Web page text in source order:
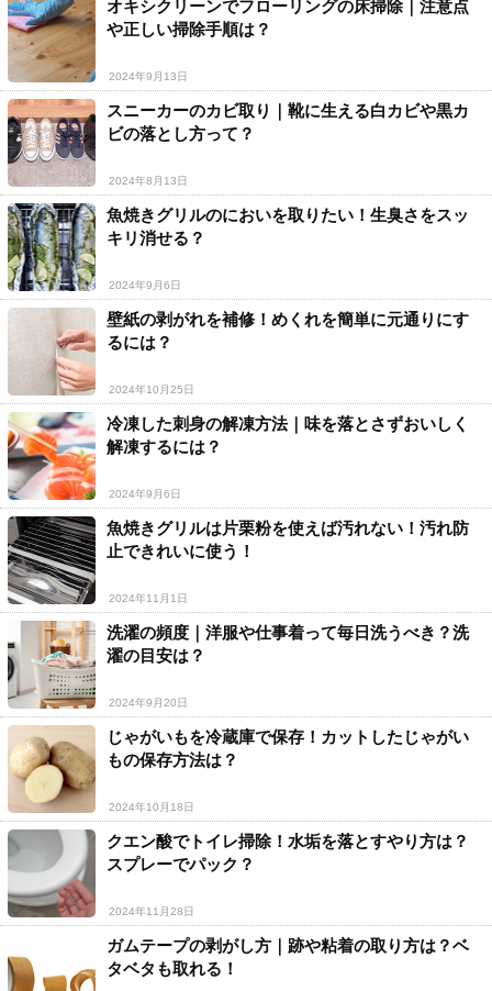
オキシクリーンでフローリングの床掃除｜注意点
や正しい掃除手順は？
2024年9月13日
スニーカーのカビ取り｜靴に生える白カビや黒カ
ビの落とし方って？
2024年8月13日
魚焼きグリルのにおいを取りたい！生臭さをスッ
キリ消せる？
2024年9月6日
壁紙の剥がれを補修！めくれを簡単に元通りにす
るには？
2024年10月25日
冷凍した刺身の解凍方法｜味を落とさずおいしく
解凍するには？
2024年9月6日
魚焼きグリルは片栗粉を使えば汚れない！汚れ防
止できれいに使う！
2024年11月1日
洗濯の頻度｜洋服や仕事着って毎日洗うべき？洗
濯の目安は？
2024年9月20日
じゃがいもを冷蔵庫で保存！カットしたじゃがい
もの保存方法は？
2024年10月18日
クエン酸でトイレ掃除！水垢を落とすやり方は？
スプレーでパック？
2024年11月28日
ガムテープの剥がし方｜跡や粘着の取り方は？ベ
タベタも取れる！